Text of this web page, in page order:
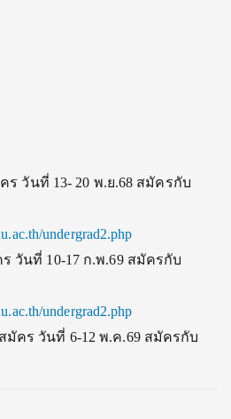
วันที่ 13- 20 พ.ย.68 สมัครกับ
undergrad2.php
วันที่ 10-17 ก.พ.69 สมัครกับ
undergrad2.php
มัคร วันที่ 6-12 พ.ค.69 สมัครกับ